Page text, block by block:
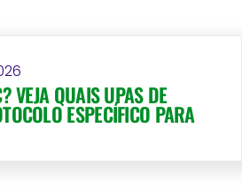
VEJA QUAIS UPAS DE
ESPECÍFICO PARA